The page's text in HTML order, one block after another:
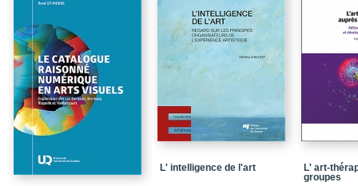
Chapitre 5_Effets de
Chapitre
Chapitre
Annexe
Annexe
Annexe 4_Système
L' intelligence de l'art
L' art-
groupes